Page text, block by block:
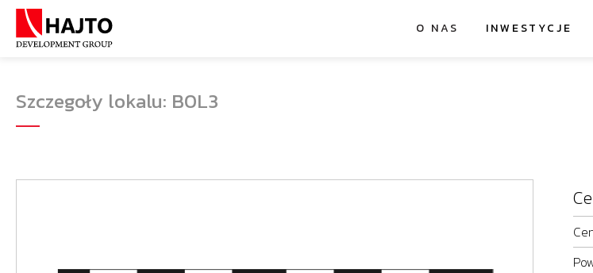
O NAS INWESTYCJE
Szczegoły lokalu: B0L3